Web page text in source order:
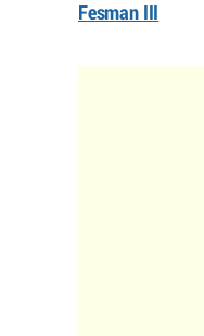
Fesman III